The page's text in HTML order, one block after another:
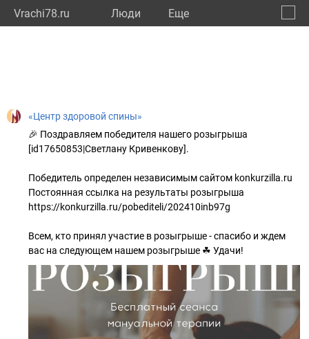
Vrachi78.ru Люди Eще
«Центр здоровой спины»
🎉 Поздравляем победителя нашего розыгрыша
[id17650853|Светлану Кривенкову].
Победитель определен независимым сайтом konkurzilla.ru
Постоянная ссылка на результаты розыгрыша
https://konkurzilla.ru/pobediteli/202410inb97g
Всем, кто принял участие в розыгрыше - спасибо и ждем
вас на следующем нашем розыгрыше ☘ Удачи!